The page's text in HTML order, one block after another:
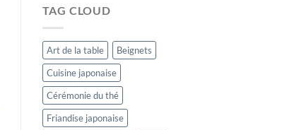
TAG CLOUD
Art de la table
Beignets
Cuisine japonaise
Cérémonie du thé
Friandise japonaise